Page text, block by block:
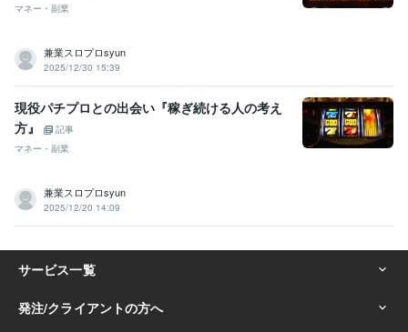
マネー・副業
兼業スロプロsyun
2025/12/30 15:39
現役パチプロとの出会い『稼ぎ続ける人の考え
方』
記事
マネー・副業
兼業スロプロsyun
2025/12/20 14:09